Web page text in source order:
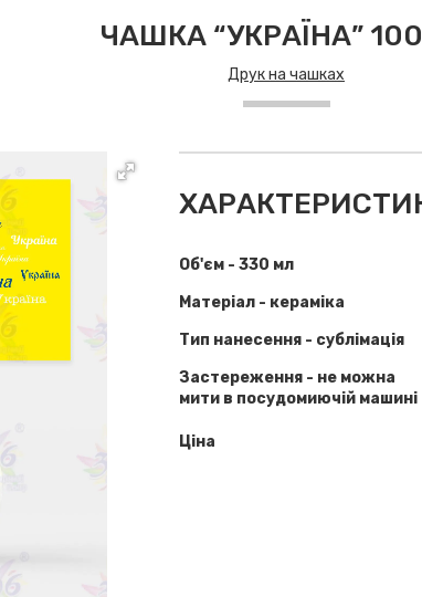
ЧАШКА “УКРАЇНА”
Друк на чашках
Об'єм - 330 мл
Матеріал - кераміка
Тип нанесення - сублімація
Застереження - не можна
мити в посудомиючій машині
Ціна